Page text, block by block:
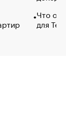
Что
для